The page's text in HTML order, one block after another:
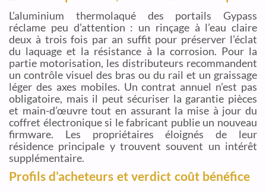
L’aluminium thermolaqué des portails Gypass
réclame peu d’attention : un rinçage à l’eau claire
deux à trois fois par an suffit pour préserver l’éclat
du laquage et la résistance à la corrosion. Pour la
partie motorisation, les distributeurs recommandent
un contrôle visuel des bras ou du rail et un graissage
léger des axes mobiles. Un contrat annuel n’est pas
obligatoire, mais il peut sécuriser la garantie pièces
et main-d’œuvre tout en assurant la mise à jour du
coffret électronique si le fabricant publie un nouveau
firmware. Les propriétaires éloignés de leur
résidence principale y trouvent souvent un intérêt
supplémentaire.
Profils d’acheteurs et verdict coût bénéfice